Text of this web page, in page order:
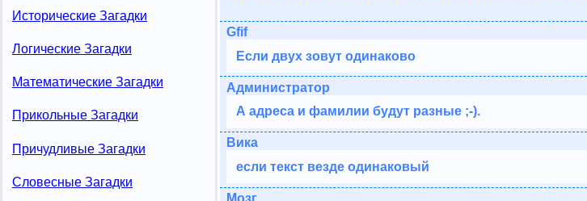
Исторические Загадки
Логические Загадки
Математические Загадки
Прикольные Загадки
Причудливые Загадки
Словесные Загадки
Gfif
Если двух зовут одинаково
Администратор
А адреса и фамилии будут разные ;-).
Вика
если текст везде одинаковый
Мозг